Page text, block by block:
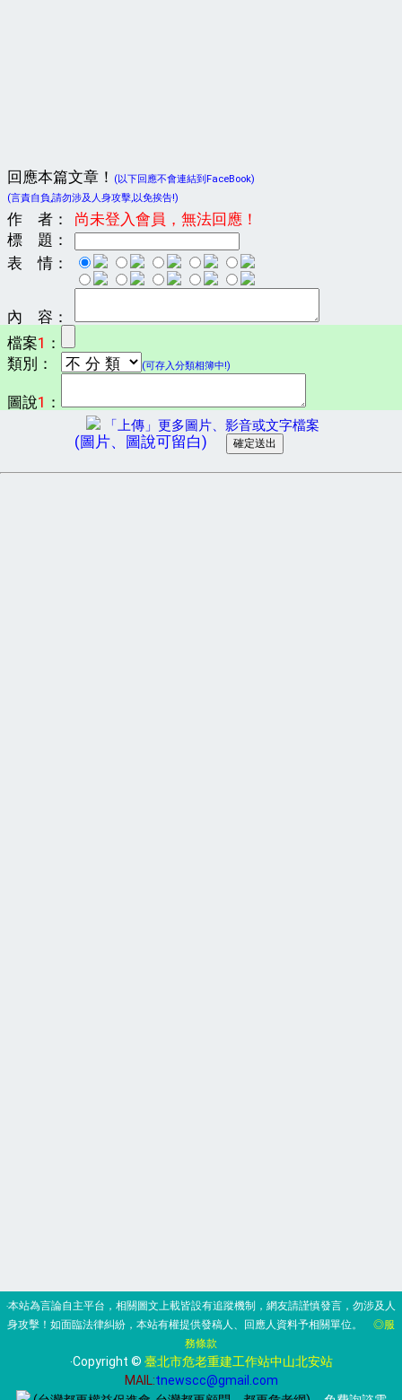
回應本篇文章！
(以下回應不會連結到FaceBook)
(言責自負,請勿涉及人身攻擊,以免挨告!)
作 者：
尚未登入會員，無法回應！
標 題：
表 情：
內 容：
檔案1 ：
類別：
(可存入分類相簿中!)
圖說1 ：
「上傳」更多圖片、影音或文字檔案
(圖片、圖說可留白)
‧本站為言論自主平台，相關圖文上載皆設有追蹤機制，網友請謹慎發言，勿涉及人
身攻擊！如面臨法律糾紛，本站有權提供發稿人、回應人資料予相關單位。 ◎服
務條款
‧Copyright © 臺北市危老重建工作站中山北安站
MAIL:tnewscc@gmail.com